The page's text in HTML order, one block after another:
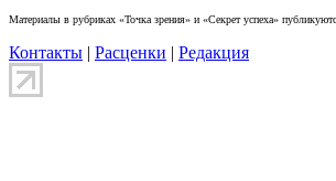
Материалы в рубриках «Точка зрения» и «Секрет успеха»
Контакты | Расценки | Редакция